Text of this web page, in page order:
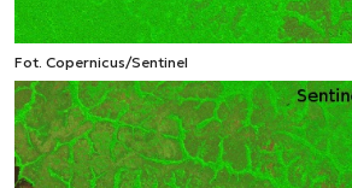
Fot. Copernicus/Sentinel